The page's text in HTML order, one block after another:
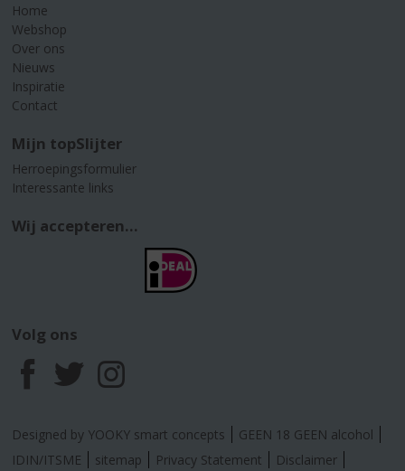
Home
Webshop
Over ons
Nieuws
Inspiratie
Contact
Mijn topSlijter
Herroepingsformulier
Interessante links
Wij accepteren...
Volg ons
F
a
T
w
I
n
Designed by YOOKY smart concepts
GEEN 18 GEEN alcohol
IDIN/ITSME
sitemap Privacy Statement Disclaimer